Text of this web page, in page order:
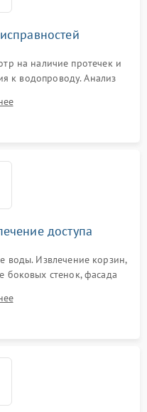
на наличие протечек и
к водопроводу. Анализ
нагрева, вращения
системы защиты
доступа
воды. Извлечение корзин,
боковых стенок, фасада
и сливной помпе.